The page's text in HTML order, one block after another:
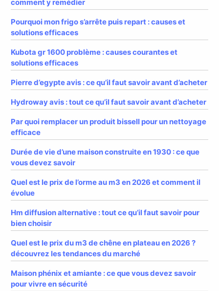
comment y remédier
Pourquoi mon frigo s’arrête puis repart : causes et
solutions efficaces
Kubota gr 1600 problème : causes courantes et
solutions efficaces
Pierre d’egypte avis : ce qu’il faut savoir avant d’acheter
Hydroway avis : tout ce qu’il faut savoir avant d’acheter
Par quoi remplacer un produit bissell pour un nettoyage
efficace
Durée de vie d’une maison construite en 1930 : ce que
vous devez savoir
Quel est le prix de l’orme au m3 en 2026 et comment il
évolue
Hm diffusion alternative : tout ce qu’il faut savoir pour
bien choisir
Quel est le prix du m3 de chêne en plateau en 2026 ?
découvrez les tendances du marché
Maison phénix et amiante : ce que vous devez savoir
pour vivre en sécurité